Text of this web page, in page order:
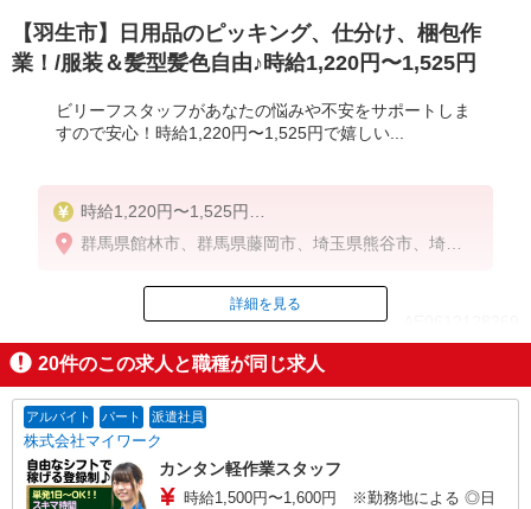
【羽生市】日用品のピッキング、仕分け、梱包作
業！/服装＆髪型髪色自由♪時給1,220円〜1,525円
ビリーフスタッフがあなたの悩みや不安をサポートしま
すので安心！時給1,220円〜1,525円で嬉しい...
時給1,220円〜1,525円
※経験・能力等による
群馬県館林市、群馬県藤岡市、埼玉県熊谷市、埼玉
ID：AE0612128269
掲載期間終了
詳細を見る
20件のこの求人と職種が同じ求人
アルバイト パート 派遣社員
株式会社マイワーク
カンタン軽作業スタッフ
時給1,500円〜1,600円 ※勤務地による ◎日